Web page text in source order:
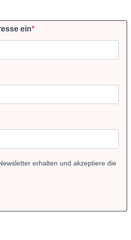
ein
erhalten und akzeptiere die